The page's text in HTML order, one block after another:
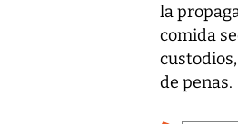
la
comida
de penas.